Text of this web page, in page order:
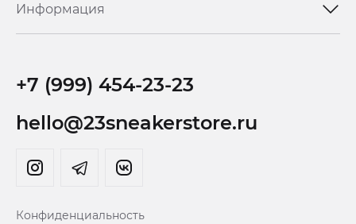
Информация
+7 (999) 454-23-23
hello@23sneakerstore.ru
Конфиденциальность